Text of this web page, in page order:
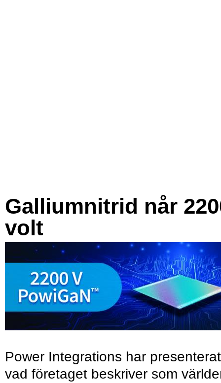
Galliumnitrid når
volt
Power Integrations har presenterat
vad företaget beskriver som